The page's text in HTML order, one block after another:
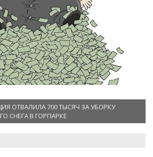
ОТВАЛИЛА 700 ТЫСЯЧ ЗА УБОРКУ
СНЕГА В ГОРПАРКЕ